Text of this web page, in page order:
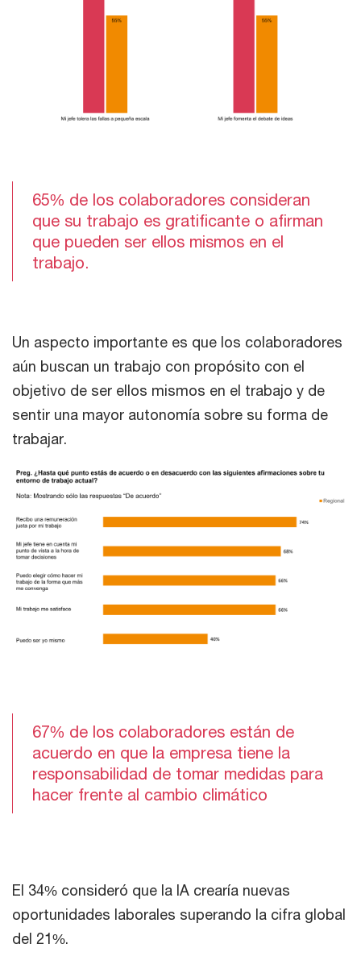
65% de los colaboradores consideran
que su trabajo es gratificante o afirman
que pueden ser ellos mismos en el
trabajo.
Un aspecto importante es que los colaboradores
aún buscan un trabajo con propósito con el
objetivo de ser ellos mismos en el trabajo y de
sentir una mayor autonomía sobre su forma de
trabajar.
67% de los colaboradores están de
acuerdo en que la empresa tiene la
responsabilidad de tomar medidas para
hacer frente al cambio climático
El 34% consideró que la IA crearía nuevas
oportunidades laborales superando la cifra global
del 21%.